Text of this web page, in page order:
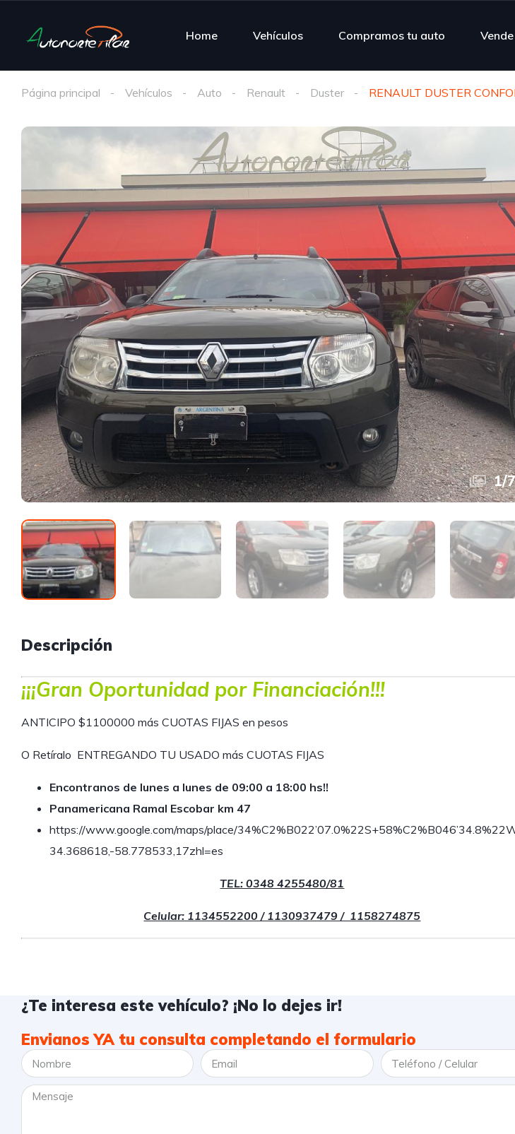
Home Vehículos Compramos tu auto
Página principal Vehículos Auto Renault Duster RENAULT DUSTER
1/7
Descripción
¡¡¡Gran Oportunidad por Financiación!!!
ANTICIPO $1100000 más CUOTAS FIJAS en pesos
O Retíralo ENTREGANDO TU USADO más CUOTAS FIJAS
Encontranos de lunes a lunes de 09:00 a 18:00 hs!!
Panamericana Ramal Escobar km 47
https://www.google.com/maps/place/
34.368618,-58.778533,17zhl=es
TEL: 0348 4255480/81
Celular: 1134552200 / 1130937479 / 1158274875
¿Te interesa este vehículo? ¡No lo dejes ir!
Envianos YA tu consulta completando el formulario